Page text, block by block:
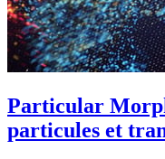
Particular
particules et